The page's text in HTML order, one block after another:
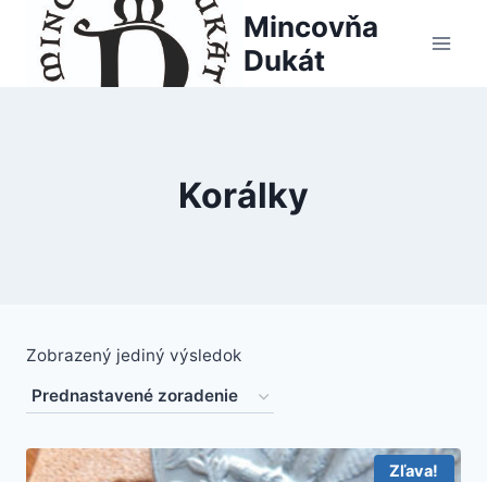
content
Mincovňa
Dukát
Korálky
Zobrazený jediný výsledok
Zľava!